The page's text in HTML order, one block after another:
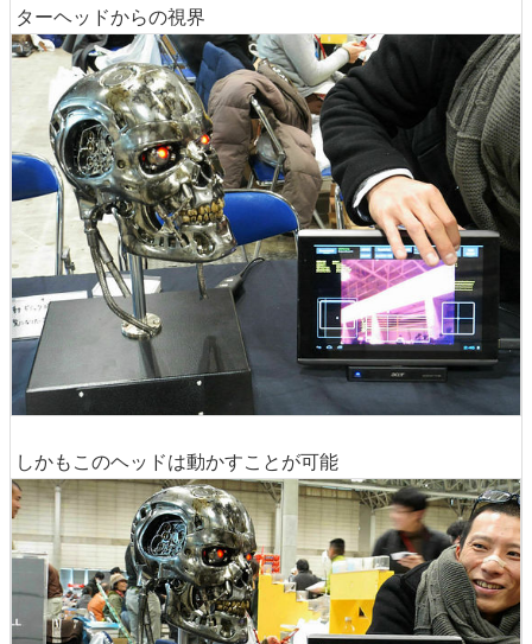
ターヘッドからの視界
しかもこのヘッドは動かすことが可能